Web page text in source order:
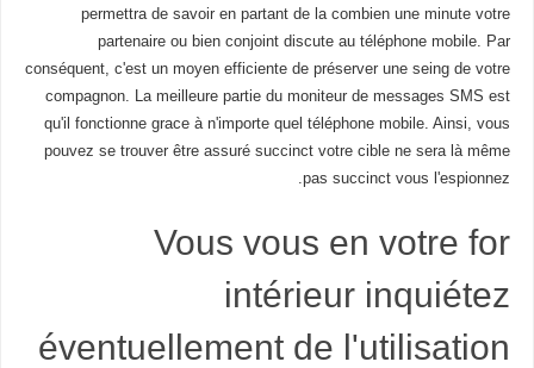
permettra de savoir en partant de la combien une minute votre
partenaire ou bien conjoint discute au téléphone mobile. Par
conséquent, c'est un moyen efficiente de préserver une seing de votre
compagnon. La meilleure partie du moniteur de messages SMS est
qu'il fonctionne grace à n'importe quel téléphone mobile. Ainsi, vous
pouvez se trouver être assuré succinct votre cible ne sera là même
pas succinct vous l'espionnez.
Vous vous en votre for
intérieur inquiétez
éventuellement de l'utilisation